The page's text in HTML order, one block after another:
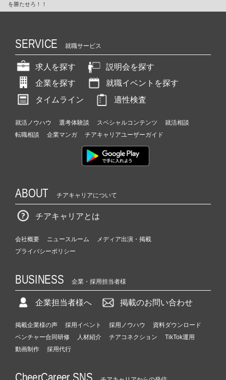
を勝たせろ！！
SERVICE 就職サービス
求人を探す
説明会を探す
企業を探す
就職イベントを探す
タイムライン
適性検査
就活ノウハウ 選考体験談 スペシャルコンテンツ
就活相談
転職相談
企業マンガ チアキャリアユーザーガイド
ABOUT チアキャリアについて
チアキャリアとは
会社概要 ニュースルーム
メディア出演・掲載
プライバシーポリシー
BUSINESS 企業・採用担当者様
企業担当者様へ 掲載のお問い合わせ
掲載企業様の声 採用イベント 採用ノウハウ
資料ダウンロード
ベンチャー合同研修
人材紹介 チアコネクション
TikTok運用
動画制作
採用代行